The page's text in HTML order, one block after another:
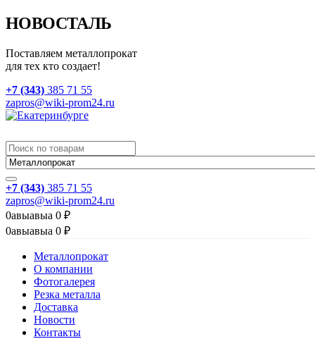
НОВОСТАЛЬ
Поставляем металлопрокат
для тех кто создает!
+7 (343) 385 71 55
zapros@wiki-prom24.ru
+7 (343) 385 71 55
zapros@wiki-prom24.ru
0авыавыа 0 ₽
0авыавыа 0 ₽
Металлопрокат
О компании
Фотогалерея
Резка металла
Доставка
Новости
Контакты